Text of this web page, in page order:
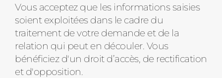
Message
d'état
Vous acceptez que les informations saisies
soient exploitées dans le cadre du
traitement de votre demande et de la
relation qui peut en découler. Vous
bénéficiez d'un droit d’accès, de rectification
et d'opposition.